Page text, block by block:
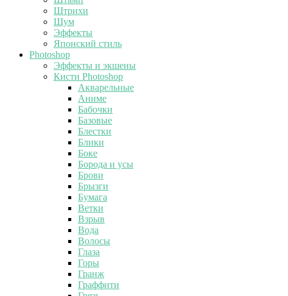
Штрихи
Шум
Эффекты
Японский стиль
Photoshop
Эффекты и экшены
Кисти Photoshop
Акварельные
Аниме
Бабочки
Базовые
Блестки
Блики
Боке
Борода и усы
Брови
Брызги
Бумага
Ветки
Взрыв
Вода
Волосы
Глаза
Горы
Гранж
Граффити